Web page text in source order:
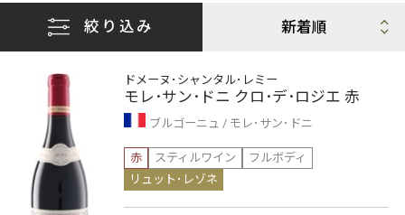
絞り込み
ドメーヌ･シャンタル･レミー
モレ･サン･ドニ クロ･デ･ロジエ 赤
ブルゴーニュ
モレ･サン･ドニ
赤
スティルワイン
フルボディ
リュット･レゾネ